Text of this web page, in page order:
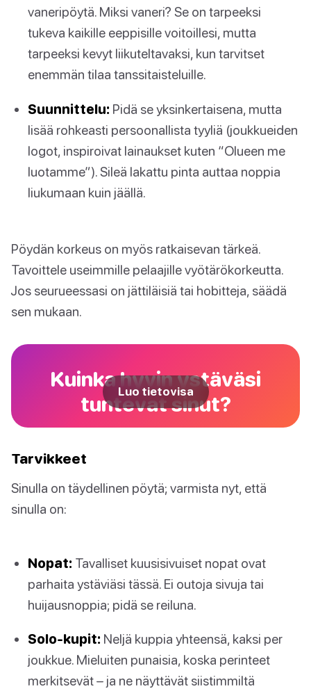
vaneripöytä. Miksi vaneri? Se on tarpeeksi
tukeva kaikille eeppisille voitoillesi, mutta
tarpeeksi kevyt liikuteltavaksi, kun tarvitset
enemmän tilaa tanssitaisteluille.
Suunnittelu: Pidä se yksinkertaisena, mutta
lisää rohkeasti persoonallista tyyliä (joukkueiden
logot, inspiroivat lainaukset kuten “Olueen me
luotamme”). Sileä lakattu pinta auttaa noppia
liukumaan kuin jäällä.
Pöydän korkeus on myös ratkaisevan tärkeä.
Tavoittele useimmille pelaajille vyötärökorkeutta.
Jos seurueessasi on jättiläisiä tai hobitteja, säädä
sen mukaan.
Kuinka hyvin ystäväsi
tuntevat sinut?
Luo tietovisa
Tarvikkeet
Sinulla on täydellinen pöytä; varmista nyt, että
sinulla on:
Nopat: Tavalliset kuusisivuiset nopat ovat
parhaita ystäviäsi tässä. Ei outoja sivuja tai
huijausnoppia; pidä se reiluna.
Solo-kupit: Neljä kuppia yhteensä, kaksi per
joukkue. Mieluiten punaisia, koska perinteet
merkitsevät – ja ne näyttävät siistimmiltä